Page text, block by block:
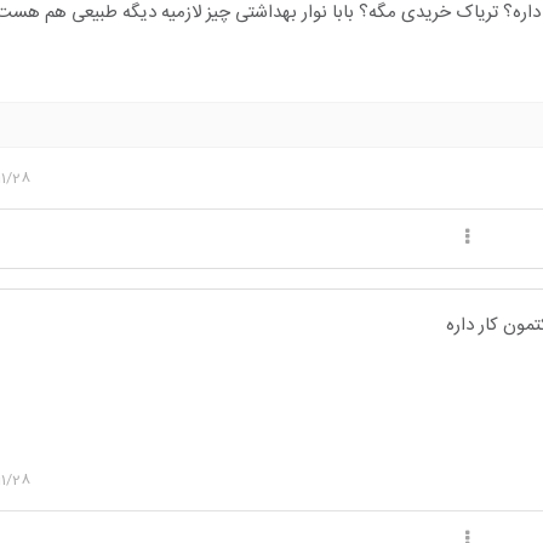
داره؟ تریاک خریدی مگه؟ بابا نوار بهداشتی چیز لازمیه دیگه طبیعی هم
28
28